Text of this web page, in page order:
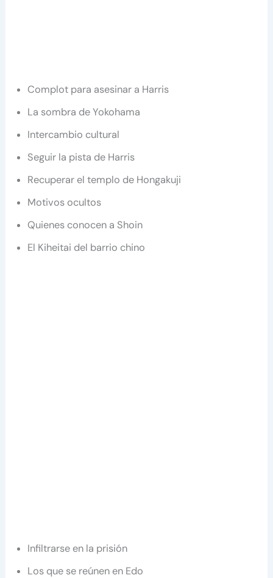
Complot para asesinar a Harris
La sombra de Yokohama
Intercambio cultural
Seguir la pista de Harris
Recuperar el templo de Hongakuji
Motivos ocultos
Quienes conocen a Shoin
El Kiheitai del barrio chino
Infiltrarse en la prisión
Los que se reúnen en Edo